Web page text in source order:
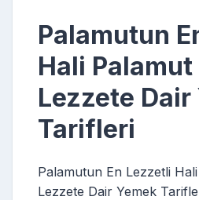
Palamutun
Hali
Lezzete Dair
Tarifleri
Palamutun En Lezzetli
Lezzete Dair Yemek